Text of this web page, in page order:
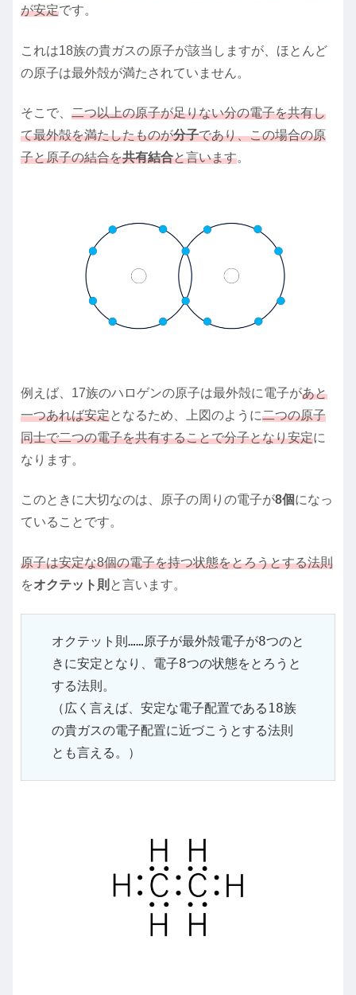
が安定です。
これは18族の貴ガスの原子が該当しますが、ほとんど
の原子は最外殻が満たされていません。
そこで、 二つ以上の原子が足りない分の電子を共有し
て最外殻を満たしたものが分子であり、この場合の原
子と原子の結合を共有結合と言います。
例えば、17族のハロゲンの原子は最外殻に電子があと
一つあれば安定となるため、上図のように二つの原子
同士で二つの電子を共有することで分子となり安定に
なります。
このときに大切なのは、原子の周りの電子が8個になっ
ていることです。
原子は安定な8個の電子を持つ状態をとろうとする法則
をオクテット則 と言います。
オクテット則……原子が最外殻電子が8つのと
きに安定となり、電子8つの状態をとろうと
する法則。
（広く言えば、安定な電子配置である18族
の貴ガスの電子配置に近づこうとする法則
とも言える。）